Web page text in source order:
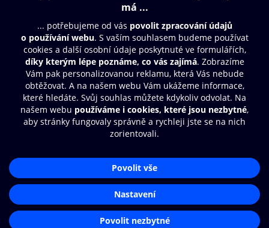
Obsah ke stažení
Moje O2 Knihovna
Další zábava
© O2 Czech Republic a.s.
Přístupnost
Zásady zpracování osobních údajů
Nastavení cookies
Aplikace O2 Knihovna
Čti a poslouchej své e-knihy a
audioknihy rychleji a pohodlněji.